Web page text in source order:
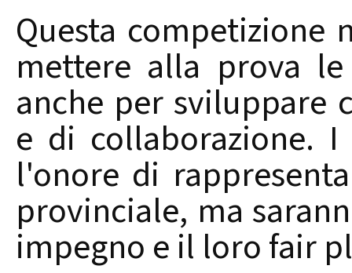
Questa competizione
mettere alla prova
anche per sviluppare
e di collaborazione.
l'onore di
provinciale, ma
impegno e il loro fair